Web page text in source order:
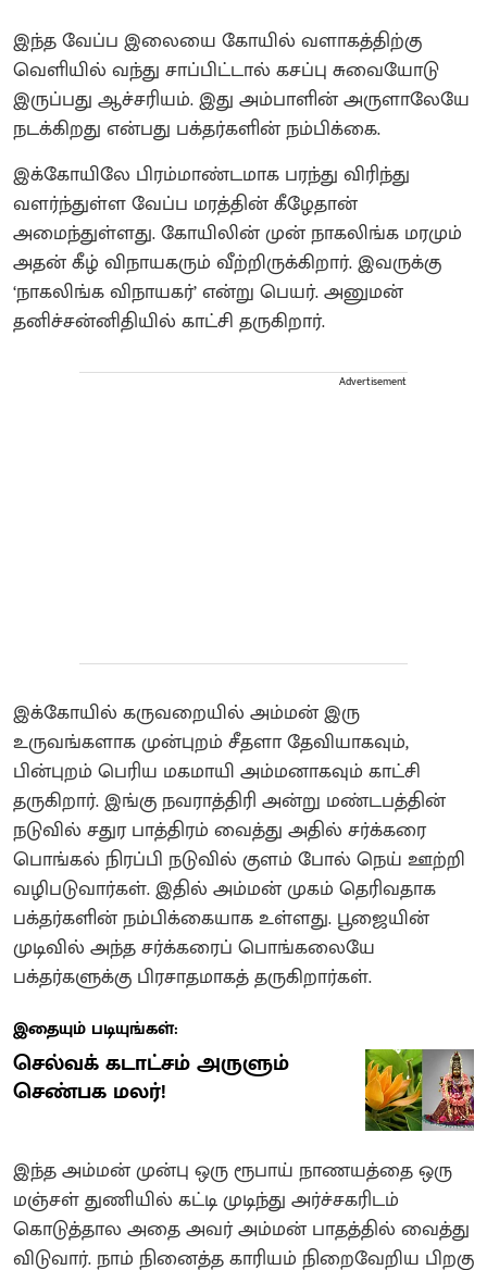
இந்த வேப்ப இலையை கோயில் வளாகத்திற்கு
வெளியில் வந்து சாப்பிட்டால் கசப்பு சுவையோடு
இருப்பது ஆச்சரியம். இது அம்பாளின் அருளாலேயே
நடக்கிறது என்பது பக்தர்களின் நம்பிக்கை.
இக்கோயிலே பிரம்மாண்டமாக பரந்து விரிந்து
வளர்ந்துள்ள வேப்ப மரத்தின் கீழேதான்
அமைந்துள்ளது. கோயிலின் முன் நாகலிங்க மரமும்
அதன் கீழ் விநாயகரும் வீற்றிருக்கிறார். இவருக்கு
‘நாகலிங்க விநாயகர்’ என்று பெயர். அனுமன்
தனிச்சன்னிதியில் காட்சி தருகிறார்.
Advertisement
இக்கோயில் கருவறையில் அம்மன் இரு
உருவங்களாக முன்புறம் சீதளா தேவியாகவும்,
பின்புறம் பெரிய மகமாயி அம்மனாகவும் காட்சி
தருகிறார். இங்கு நவராத்திரி அன்று மண்டபத்தின்
நடுவில் சதுர பாத்திரம் வைத்து அதில் சர்க்கரை
பொங்கல் நிரப்பி நடுவில் குளம் போல் நெய் ஊற்றி
வழிபடுவார்கள். இதில் அம்மன் முகம் தெரிவதாக
பக்தர்களின் நம்பிக்கையாக உள்ளது. பூஜையின்
முடிவில் அந்த சர்க்கரைப் பொங்கலையே
பக்தர்களுக்கு பிரசாதமாகத் தருகிறார்கள்.
இதையும் படியுங்கள்:
செல்வக் கடாட்சம் அருளும்
செண்பக மலர்!
இந்த அம்மன் முன்பு ஒரு ரூபாய் நாணயத்தை ஒரு
மஞ்சள் துணியில் கட்டி முடிந்து அர்ச்சகரிடம்
கொடுத்தால அதை அவர் அம்மன் பாதத்தில் வைத்து
விடுவார். நாம் நினைத்த காரியம் நிறைவேறிய பிறகு